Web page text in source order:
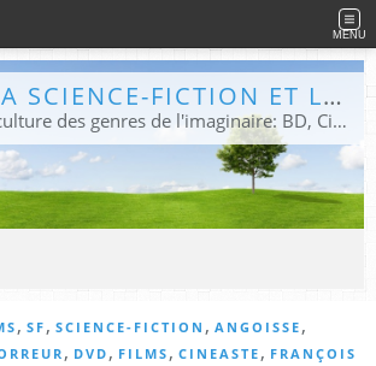
MENU
SITE SUR LA SCIENCE-FICTION ET LE FANTASTIQUE
Site sur toute la culture des genres de l'imaginaire: BD, Cinéma, Livre, Jeux, Théâtre. Présent dans les principaux festivals de film fantastique e de science-fiction, salons et conventions.
, SF , SCIENCE-FICTION , ANGOISSE ,
, DVD , FILMS , CINEASTE , FRANÇOIS